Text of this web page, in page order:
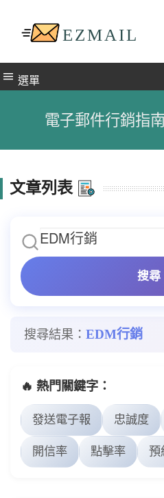
選單
電子郵件行銷指南
文章列表
搜尋
搜尋結果： EDM行銷
🔥 熱門關鍵字：
發送電子報 忠誠度
開信率 點擊率 預